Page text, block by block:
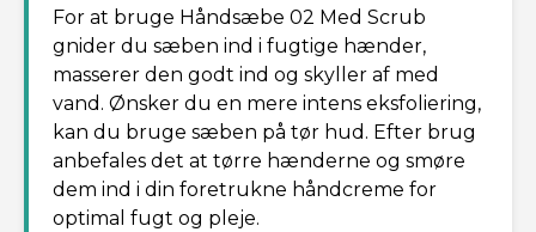
For at bruge Håndsæbe 02 Med Scrub
gnider du sæben ind i fugtige hænder,
masserer den godt ind og skyller af med
vand. Ønsker du en mere intens eksfoliering,
kan du bruge sæben på tør hud. Efter brug
anbefales det at tørre hænderne og smøre
dem ind i din foretrukne håndcreme for
optimal fugt og pleje.